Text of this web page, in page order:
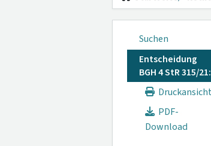
Suchen
Entscheidung
BGH 4 StR 315/21:
Druckansicht
PDF-
Download